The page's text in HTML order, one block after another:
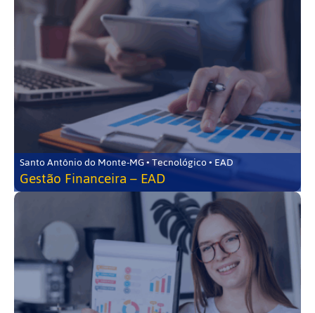
Santo Antônio do Monte-MG • Tecnológico • EAD
Gestão Financeira – EAD